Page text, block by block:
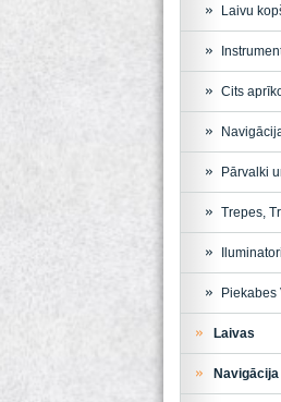
Laivu
Cits
Pārvalki
Trepes,
Piekabes
Laivas
Navigācija